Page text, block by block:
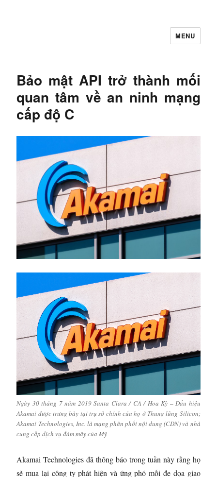
MENU
Bảo mật API trở thành mối
quan tâm về an ninh mạng
cấp độ C
Ngày 30 tháng 7 năm 2019 Santa Clara / CA / Hoa Kỳ – Dấu hiệu
Akamai được trưng bày tại trụ sở chính của họ ở Thung lũng Silicon;
Akamai Technologies, Inc. là mạng phân phối nội dung (CDN) và nhà
cung cấp dịch vụ đám mây của Mỹ
Akamai Technologies đã thông báo trong tuần này rằng họ
sẽ mua lại công ty phát hiện và ứng phó mối đe dọa giao